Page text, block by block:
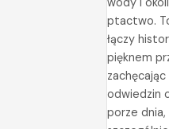
ptactwo.
łączy
pięknem
odwiedzin
porze dnia,